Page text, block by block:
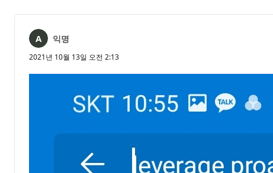
익명
2021년 10월 13일 오전 2:13